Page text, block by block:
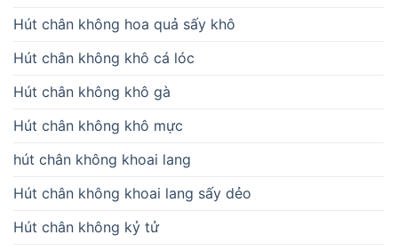
Hút chân không hoa quả sấy khô
Hút chân không khô cá lóc
Hút chân không khô gà
Hút chân không khô mực
hút chân không khoai lang
Hút chân không khoai lang sấy dẻo
Hút chân không kỷ tử